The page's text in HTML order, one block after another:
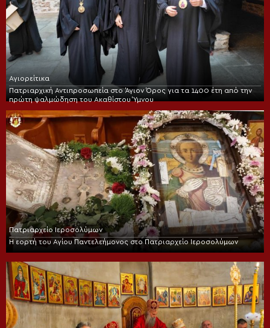
Αγιορείτικα
Πατριαρχική Αντιπροσωπεία στο Άγιον Όρος για τα 1400 έτη από την
πρώτη ψαλμώδηση του Ακαθίστου Ύμνου
Πατριαρχείο Ιεροσολύμων
Η εορτή του Αγίου Παντελεήμονος στο Πατριαρχείο Ιεροσολύμων